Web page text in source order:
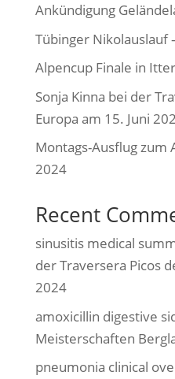
Ankündigung
Tübinger
Alpencup Finale in Itter
Sonja Kinna bei der
Europa am 15. Juni
Montags-Ausflug zum
2024
Recent
sinusitis medical
der Traversera Picos
2024
amoxicillin digestive
Meisterschaften
pneumonia clinical